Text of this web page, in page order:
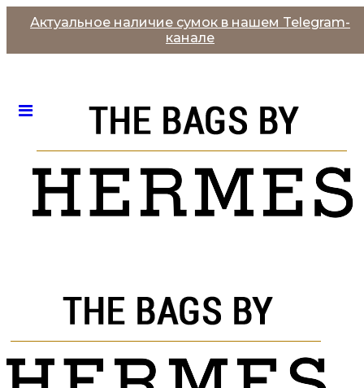
Актуальное наличие сумок в нашем Telegram-
канале